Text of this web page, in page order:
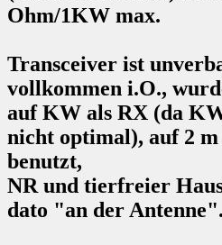
Ohm/1KW max.
Transceiver ist
vollkommen i.O.,
auf KW als RX (da
nicht optimal), auf 2
benutzt,
NR und tierfreier
dato "an der Antenne".